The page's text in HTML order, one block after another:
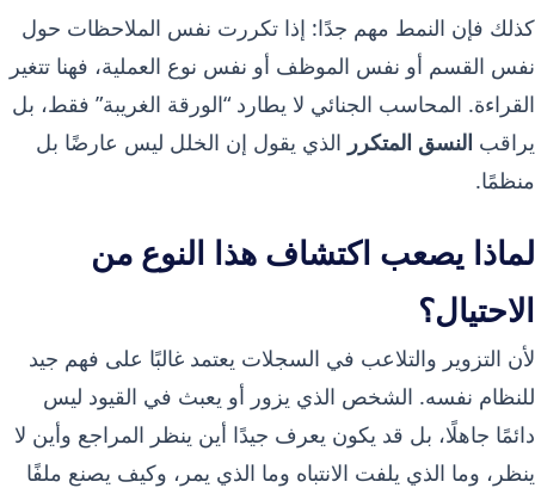
كذلك فإن النمط مهم جدًا: إذا تكررت نفس الملاحظات حول
نفس القسم أو نفس الموظف أو نفس نوع العملية، فهنا تتغير
القراءة. المحاسب الجنائي لا يطارد “الورقة الغريبة” فقط، بل
يراقب النسق المتكرر الذي يقول إن الخلل ليس عارضًا بل
منظمًا.
لماذا يصعب اكتشاف هذا النوع من
الاحتيال؟
لأن التزوير والتلاعب في السجلات يعتمد غالبًا على فهم جيد
للنظام نفسه. الشخص الذي يزور أو يعبث في القيود ليس
دائمًا جاهلًا، بل قد يكون يعرف جيدًا أين ينظر المراجع وأين لا
ينظر، وما الذي يلفت الانتباه وما الذي يمر، وكيف يصنع ملفًا